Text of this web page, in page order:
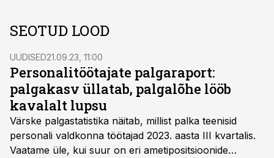
SEOTUD LOOD
UUDISED21.09.23, 11:00
Personalitöötajate palgaraport:
palgakasv üllatab, palgalõhe lööb
kavalalt lupsu
Värske palgastatistika näitab, millist palka teenisid
personali valdkonna töötajad 2023. aasta III kvartalis.
Vaatame üle, kui suur on eri ametipositsioonide